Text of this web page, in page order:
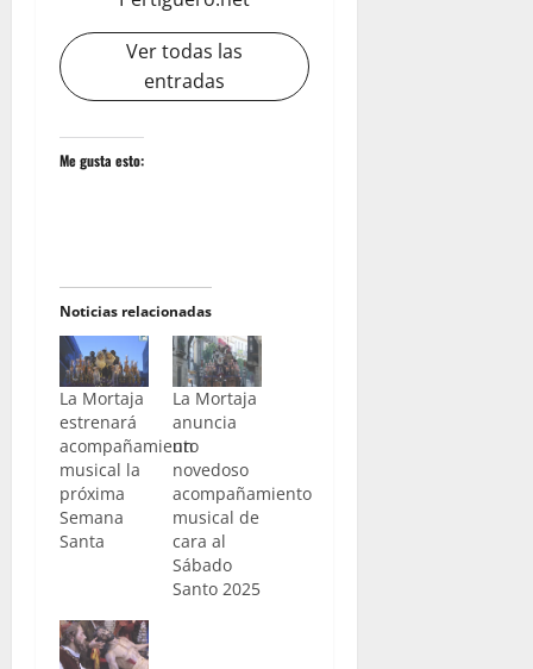
Ver todas las
entradas
Me gusta esto:
Noticias relacionadas
La Mortaja
estrenará
acompañamiento
musical la
próxima
Semana
Santa
La Mortaja
anuncia
un
novedoso
acompañamiento
musical de
cara al
Sábado
Santo 2025